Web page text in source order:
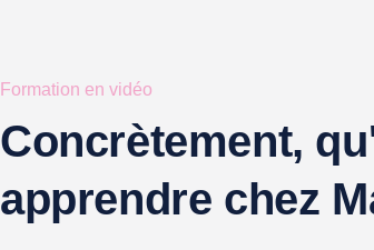
Formation en vidéo
Concrètement,
apprendre chez